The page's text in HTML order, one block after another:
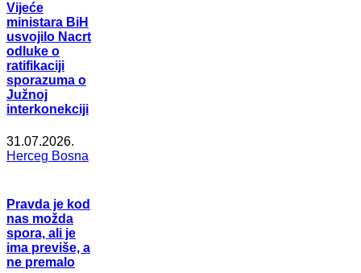
Vijeće
ministara BiH
usvojilo Nacrt
odluke o
ratifikaciji
sporazuma o
Južnoj
interkonekciji
31.07.2026.
Herceg Bosna
Pravda je kod
nas možda
spora, ali je
ima previše, a
ne premalo